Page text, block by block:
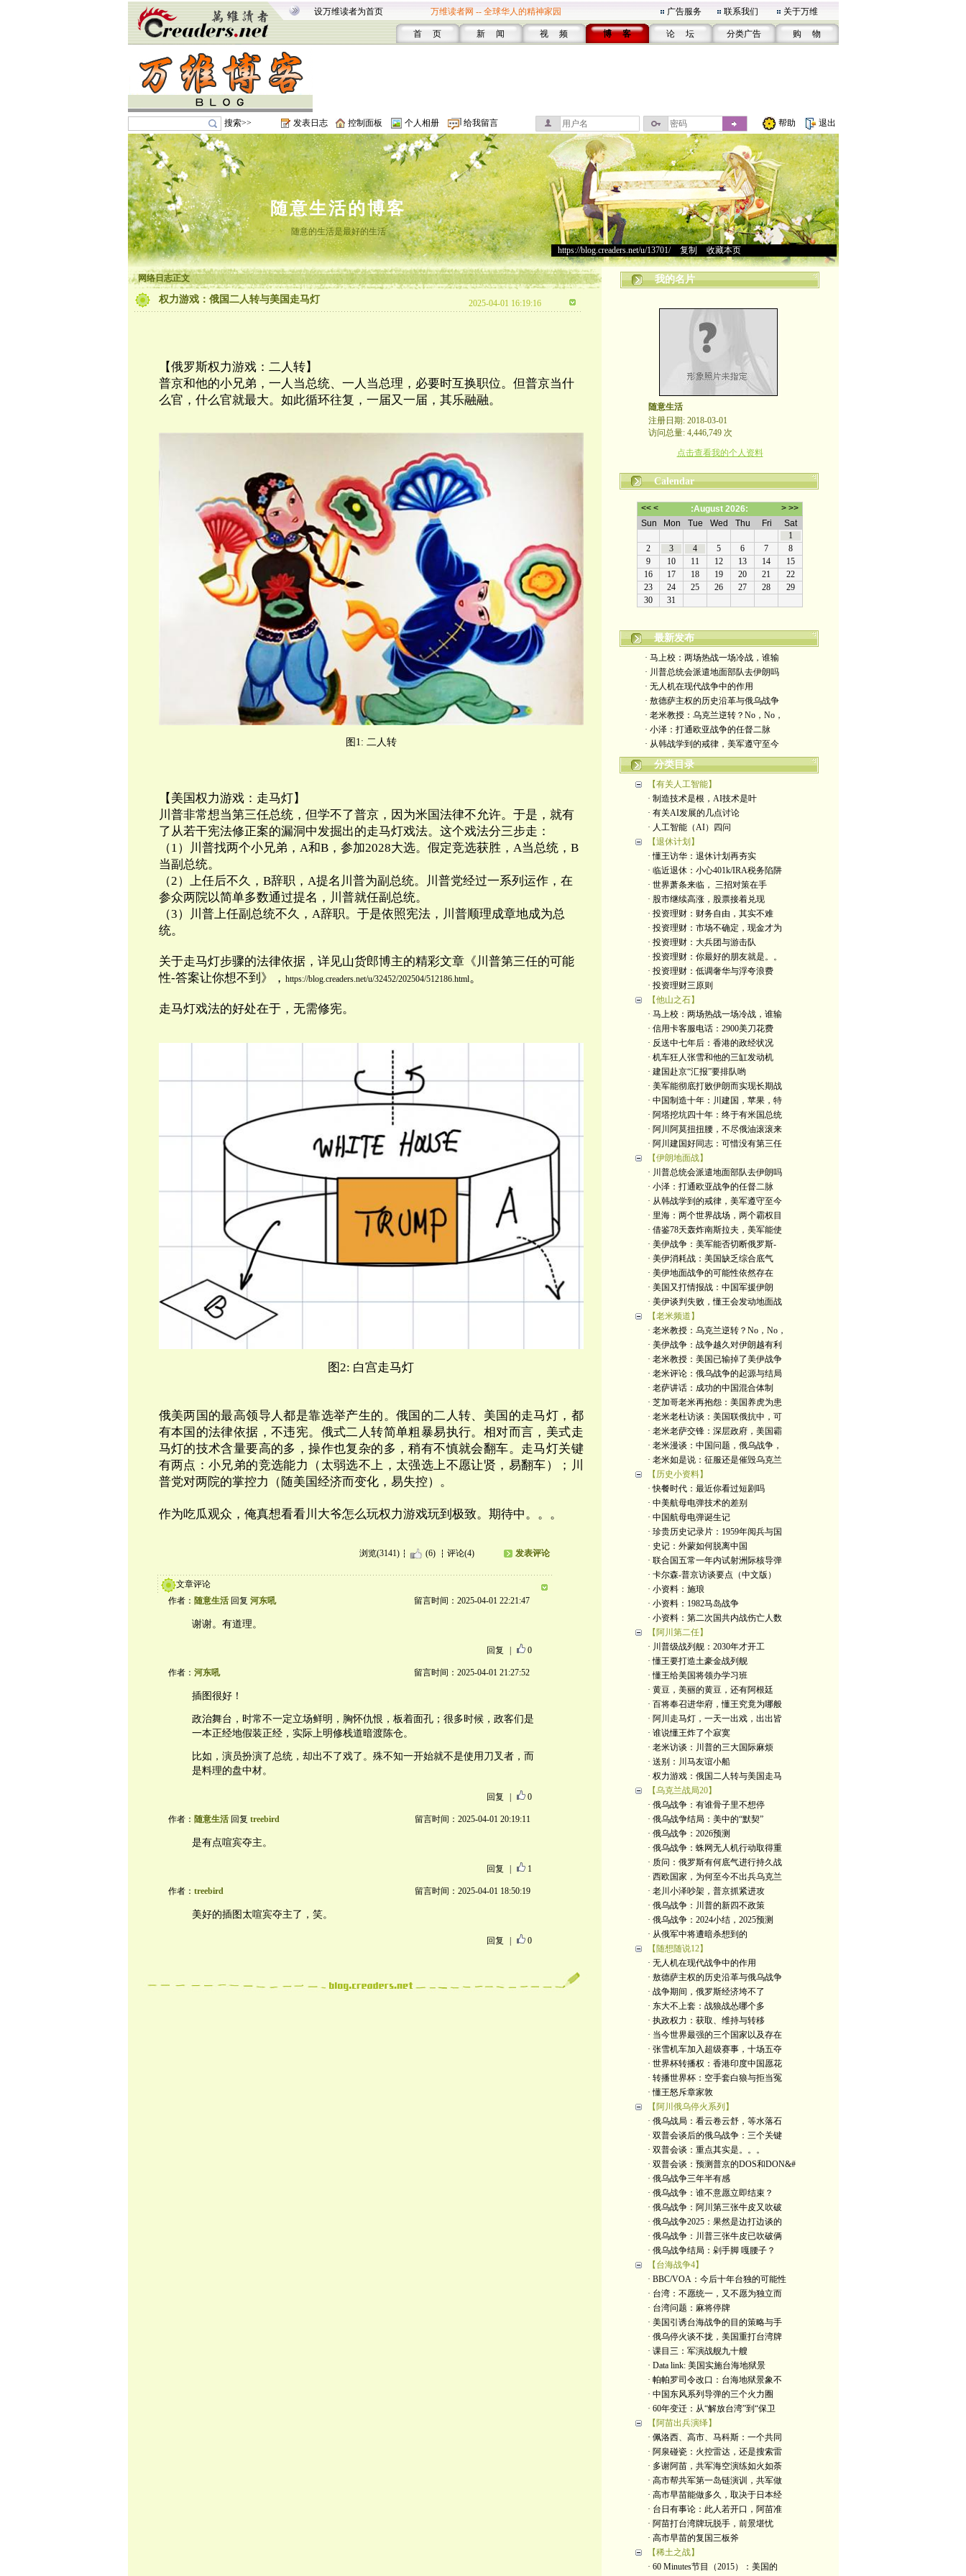
设万维读者为首页 万维读者网 -- 全球华人的精神家园 广告服务 联系我们 关于万维
首 页 新 闻 视 频 博 客 论 坛 分类广告 购 物
搜索>> 发表日志 控制面板 个人相册 给我留言 帮助 退出
随意生活的博客
随意的生活是最好的生活
https://blog.creaders.net/u/13701/> 复制 收藏本页
网络日志正文
权力游戏：俄国二人转与美国走马灯 2025-04-01 16:19:16
【俄罗斯权力游戏：二人转】
普京和他的小兄弟，一人当总统、一人当总理，必要时互换职位。但普京当什
么官，什么官就最大。如此循环往复，一届又一届，其乐融融。
图1: 二人转
【美国权力游戏：走马灯】
川普非常想当第三任总统，但学不了普京，因为米国法律不允许。于是，就有
了从若干宪法修正案的漏洞中发掘出的走马灯戏法。这个戏法分三步走：
（1）川普找两个小兄弟，A和B，参加2028大选。假定竞选获胜，A当总统，B
当副总统。
（2）上任后不久，B辞职，A提名川普为副总统。川普党经过一系列运作，在
参众两院以简单多数通过提名，川普就任副总统。
（3）川普上任副总统不久，A辞职。于是依照宪法，川普顺理成章地成为总
统。
关于走马灯步骤的法律依据，详见山货郎博主的精彩文章《川普第三任的可能
性-答案让你想不到》， https://blog.creaders.net/u/32452/202504/512186.html。
走马灯戏法的好处在于，无需修宪。
图2: 白宫走马灯
俄美两国的最高领导人都是靠选举产生的。俄国的二人转、美国的走马灯，都
有本国的法律依据，不违宪。 俄式二人转简单粗暴易执行。 相对而言，美式走
马灯的技术含量要高的多，操作也复杂的多，稍有不慎就会翻车。走马灯关键
有两点：小兄弟的竞选能力（太弱选不上，太强选上不愿让贤，易翻车）；川
普党对两院的掌控力（随美国经济而变化，易失控）。
作为吃瓜观众，俺真想看看川大爷怎么玩权力游戏玩到极致。期待中。。。
浏览(3141) (6) 评论(4) 发表评论
文章评论
作者： 随意生活回复 河东吼 留言时间：2025-04-01 22:21:47
谢谢。有道理。
回复 0
作者： 河东吼 留言时间：2025-04-01 21:27:52
插图很好！
政治舞台，时常不一定立场鲜明，胸怀仇恨，板着面孔；很多时候，政客们是
一本正经地假装正经，实际上明修栈道暗渡陈仓。
比如，演员扮演了总统，却出不了戏了。殊不知一开始就不是使用刀叉者，而
是料理的盘中材。
回复 0
作者： 随意生活回复 treebird 留言时间：2025-04-01 20:19:11
是有点喧宾夺主。
回复 1
作者： treebird 留言时间：2025-04-01 18:50:19
美好的插图太喧宾夺主了，笑。
回复 0
我的名片
随意生活
注册日期: 2018-03-01
访问总量: 4,446,749 次
点击查看我的个人资料
Calendar
最新发布
· 马上校：两场热战一场冷战，谁输
· 川普总统会派遣地面部队去伊朗吗
· 无人机在现代战争中的作用
· 敖德萨主权的历史沿革与俄乌战争
· 老米教授：乌克兰逆转？No，No，
· 小泽：打通欧亚战争的任督二脉
· 从韩战学到的戒律，美军遵守至今
分类目录
【有关人工智能】
· 制造技术是根，AI技术是叶
· 有关AI发展的几点讨论
· 人工智能（AI）四问
【退休计划】
· 懂王访华：退休计划再夯实
· 临近退休：小心401k/IRA税务陷阱
· 世界萧条来临， 三招对策在手
· 股市继续高涨，股票接着兑现
· 投资理财：财务自由，其实不难
· 投资理财：市场不确定，现金才为
· 投资理财：大兵团与游击队
· 投资理财：你最好的朋友就是。。
· 投资理财：低调奢华与浮夸浪费
· 投资理财三原则
【他山之石】
· 马上校：两场热战一场冷战，谁输
· 信用卡客服电话：2900美刀花费
· 反送中七年后：香港的政经状况
· 机车狂人张雪和他的三缸发动机
· 建国赴京“汇报”要排队哟
· 美军能彻底打败伊朗而实现长期战
· 中国制造十年：川建国，苹果，特
· 阿塔挖坑四十年：终于有米国总统
· 阿川阿莫扭扭腰，不尽俄油滚滚来
· 阿川建国好同志：可惜没有第三任
【伊朗地面战】
· 川普总统会派遣地面部队去伊朗吗
· 小泽：打通欧亚战争的任督二脉
· 从韩战学到的戒律，美军遵守至今
· 里海：两个世界战场，两个霸权目
· 借鉴78天轰炸南斯拉夫，美军能使
· 美伊战争：美军能否切断俄罗斯-
· 美伊消耗战：美国缺乏综合底气
· 美伊地面战争的可能性依然存在
· 美国又打情报战：中国军援伊朗
· 美伊谈判失败，懂王会发动地面战
【老米频道】
· 老米教授：乌克兰逆转？No，No，
· 美伊战争：战争越久对伊朗越有利
· 老米教授：美国已输掉了美伊战争
· 老米评论：俄乌战争的起源与结局
· 老萨讲话：成功的中国混合体制
· 芝加哥老米再抱怨：美国养虎为患
· 老米老杜访谈：美国联俄抗中，可
· 老米老萨交锋：深层政府，美国霸
· 老米漫谈：中国问题，俄乌战争，
· 老米如是说：征服还是催毁乌克兰
【历史小资料】
· 快餐时代：最近你看过短剧吗
· 中美航母电弹技术的差别
· 中国航母电弹诞生记
· 珍贵历史记录片：1959年阅兵与国
· 史记：外蒙如何脱离中国
· 联合国五常一年内试射洲际核导弹
· 卡尔森-普京访谈要点（中文版）
· 小资料：施琅
· 小资料：1982马岛战争
· 小资料：第二次国共内战伤亡人数
【阿川第二任】
· 川普级战列舰：2030年才开工
· 懂王要打造土豪金战列舰
· 懂王给美国将领办学习班
· 黄豆，美丽的黄豆，还有阿根廷
· 百将奉召进华府，懂王究竟为哪般
· 阿川走马灯，一天一出戏，出出皆
· 谁说懂王炸了个寂寞
· 老米访谈：川普的三大国际麻烦
· 送别：川马友谊小船
· 权力游戏：俄国二人转与美国走马
【乌克兰战局20】
· 俄乌战争：有谁骨子里不想停
· 俄乌战争结局：美中的“默契”
· 俄乌战争：2026预测
· 俄乌战争：蛛网无人机行动取得重
· 质问：俄罗斯有何底气进行持久战
· 西欧国家，为何至今不出兵乌克兰
· 老川小泽吵架，普京抓紧进攻
· 俄乌战争：川普的新四不政策
· 俄乌战争：2024小结，2025预测
· 从俄军中将遭暗杀想到的
【随想随说12】
· 无人机在现代战争中的作用
· 敖德萨主权的历史沿革与俄乌战争
· 战争期间，俄罗斯经济垮不了
· 东大不上套：战狼战怂哪个多
· 执政权力：获取、维持与转移
· 当今世界最强的三个国家以及存在
· 张雪机车加入超级赛事，十场五夺
· 世界杯转播权：香港印度中国愿花
· 转播世界杯：空手套白狼与拒当冤
· 懂王怒斥章家敦
【阿川俄乌停火系列】
· 俄乌战局：看云卷云舒，等水落石
· 双普会谈后的俄乌战争：三个关键
· 双普会谈：重点其实是。。。
· 双普会谈：预测普京的DOS和DON&#
· 俄乌战争三年半有感
· 俄乌战争：谁不意愿立即结束？
· 俄乌战争：阿川第三张牛皮又吹破
· 俄乌战争2025：果然是边打边谈的
· 俄乌战争：川普三张牛皮已吹破俩
· 俄乌战争结局：剁手脚 嘎腰子？
【台海战争4】
· BBC/VOA：今后十年台独的可能性
· 台湾：不愿统一，又不愿为独立而
· 台湾问题：麻将停牌
· 美国引诱台海战争的目的策略与手
· 俄乌停火谈不拢，美国重打台湾牌
· 课目三：军演战舰九十艘
· Data link: 美国实施台海地狱景
· 帕帕罗司令改口：台海地狱景象不
· 中国东风系列导弹的三个火力圈
· 60年变迁：从“解放台湾”到“保卫
【阿苗出兵演绎】
· 佩洛西、高市、马科斯：一个共同
· 阿泉碰瓷：火控雷达，还是搜索雷
· 多谢阿苗，共军海空演练如火如荼
· 高市帮共军第一岛链演训，共军做
· 高市早苗能做多久，取决于日本经
· 台日有事论：此人若开口，阿苗准
· 阿苗打台湾牌玩脱手，前景堪忧
· 高市早苗的复国三板斧
【稀土之战】
· 60 Minutes节目（2015）：美国的